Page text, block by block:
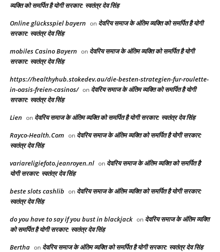
व्यक्ति को समर्पित है योगी सरकार: स्वतंत्र देव सिंह
Online glücksspiel bayern on देवरिय समाज के अंतिम व्यक्ति को समर्पित है योगी
सरकार: स्वतंत्र देव सिंह
mobiles Casino Bayern on देवरिय समाज के अंतिम व्यक्ति को समर्पित है योगी
सरकार: स्वतंत्र देव सिंह
https://healthyhub.stokedev.au/die-besten-strategien-fur-roulette-
in-oasis-freien-casinos/ on देवरिय समाज के अंतिम व्यक्ति को समर्पित है योगी
सरकार: स्वतंत्र देव सिंह
Lien on देवरिय समाज के अंतिम व्यक्ति को समर्पित है योगी सरकार: स्वतंत्र देव सिंह
Rayco-Health.Com on देवरिय समाज के अंतिम व्यक्ति को समर्पित है योगी सरकार:
स्वतंत्र देव सिंह
variareligiefoto.jeanroyen.nl on देवरिय समाज के अंतिम व्यक्ति को समर्पित है
योगी सरकार: स्वतंत्र देव सिंह
beste slots cashlib on देवरिय समाज के अंतिम व्यक्ति को समर्पित है योगी सरकार:
स्वतंत्र देव सिंह
do you have to say if you bust in blackjack on देवरिय समाज के अंतिम व्यक्ति
को समर्पित है योगी सरकार: स्वतंत्र देव सिंह
Bertha on देवरिय समाज के अंतिम व्यक्ति को समर्पित है योगी सरकार: स्वतंत्र देव सिंह